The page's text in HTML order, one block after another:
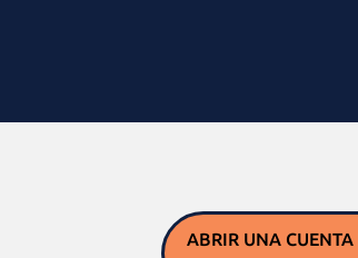
ABRIR UNA CUENTA